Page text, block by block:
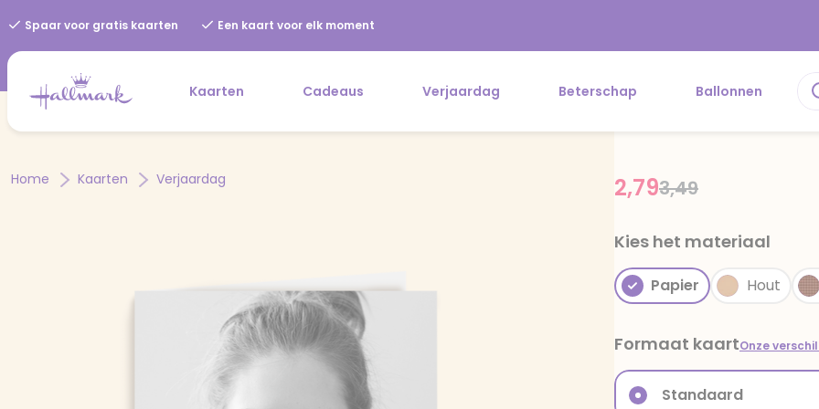
Spaar voor gratis kaarten Een kaart voor elk moment
Kaarten Cadeaus Verjaardag Beterschap Ballonnen
Home Kaarten Verjaardag Price reduced
3,49to
2,79
Kies het materiaal
Papier Hout
Formaat kaartOnze
Standaard